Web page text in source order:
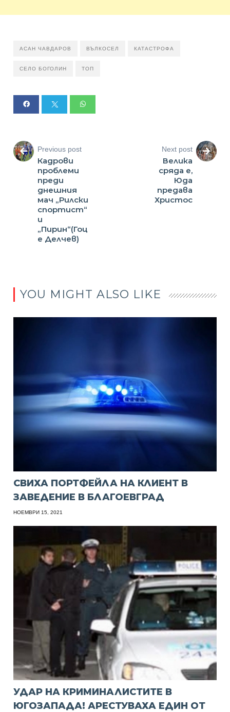
АСАН ЧАВДАРОВ ВЪЛКОСЕЛ КАТАСТРОФА
СЕЛО БОГОЛИН ТОП
Previous post
Кадрови
проблеми
преди
днешния
мач „Рилски
спортист“
и
„Пирин“(Гоц
е Делчев)
Next post
Велика
сряда е,
Юда
предава
Христос
YOU MIGHT ALSO LIKE
СВИХА ПОРТФЕЙЛА НА КЛИЕНТ В
ЗАВЕДЕНИЕ В БЛАГОЕВГРАД
НОЕМВРИ 15, 2021
УДАР НА КРИМИНАЛИСТИТЕ В
ЮГОЗАПАДА! АРЕСТУВАХА ЕДИН ОТ